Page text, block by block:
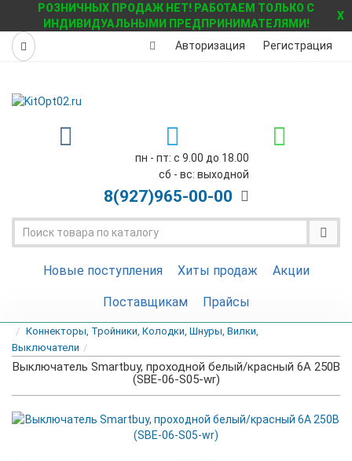
РОЗНИЧНЫХ ПРОДАЖ НЕТ! РАБОТАЕМ ТОЛЬКО С
ИНДИВИДУАЛЬНЫМИ ПРЕДПРИНИМАТЕЛЯМИ!
X
Авторизация Регистрация
пн - пт: с 9.00 до 18.00
сб - вс: выходной
8(927)965-00-00
Новые поступления Хиты продаж Акции
Поставщикам Прайсы
Коннекторы, Тройники, Колодки, Шнуры, Вилки,
Выключатели
Выключатель Smartbuy, проходной белый/красный 6А 250В
(SBE-06-S05-wr)